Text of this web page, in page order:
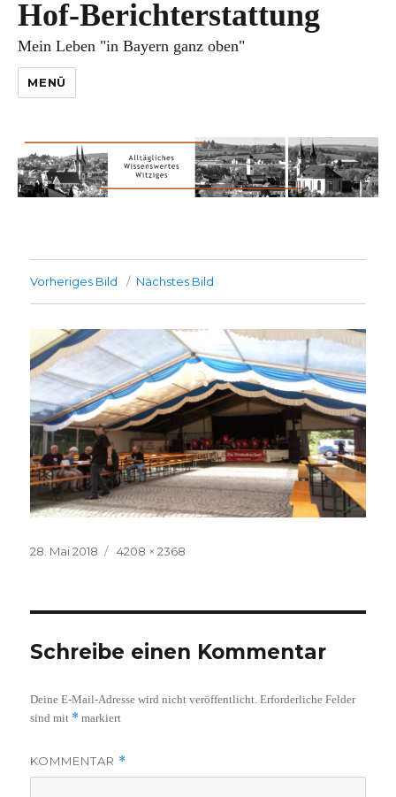
Hof-Berichterstattung
Mein Leben "in Bayern ganz oben"
MENÜ
Vorheriges Bild Nächstes Bild
Veröffentlicht
28. Mai 2018
Volle
4208 × 2368
Schreibe einen Kommentar
Deine E-Mail-Adresse wird nicht veröffentlicht. Erforderliche Felder
sind mit * markiert
KOMMENTAR *